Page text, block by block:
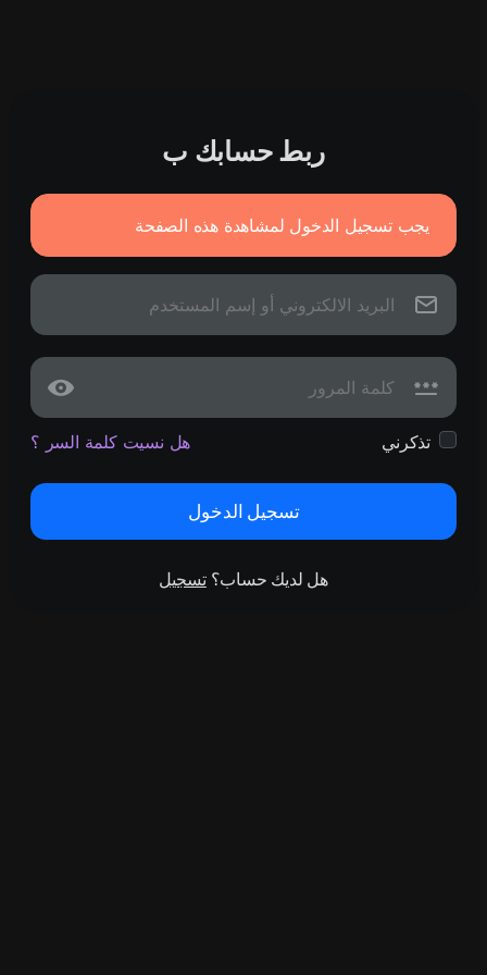
ربط حسابك ب
يجب تسجيل الدخول لمشاهدة هذه الصفحة
تذكرني هل نسيت كلمة السر ؟
تسجيل الدخول
هل لديك حساب؟تسجيل